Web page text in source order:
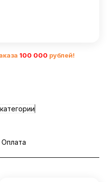
100 000 рублей!
Оплата